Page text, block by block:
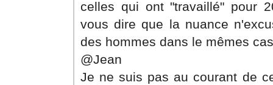
celles qui ont "travaillé" pour
vous dire que la nuance
des hommes dans le mêmes
@Jean
Je ne suis pas au courant de